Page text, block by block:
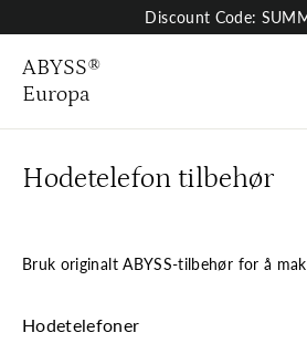
to
content
Discount Code:
ABYSS®
Europa
Hodetelefon tilbehør
Bruk originalt ABYSS-tilbehør for å
Hodetelefoner